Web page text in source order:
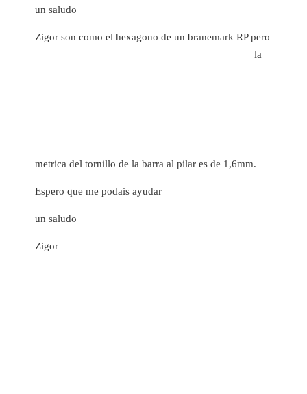
un saludo
Zigor son como el hexagono de un branemark RP pero
la
metrica del tornillo de la barra al pilar es de 1,6mm.
Espero que me podais ayudar
un saludo
Zigor